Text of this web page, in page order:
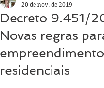
Decreto 9.451/
Novas regras
residenciais
20 de nov. de 2019